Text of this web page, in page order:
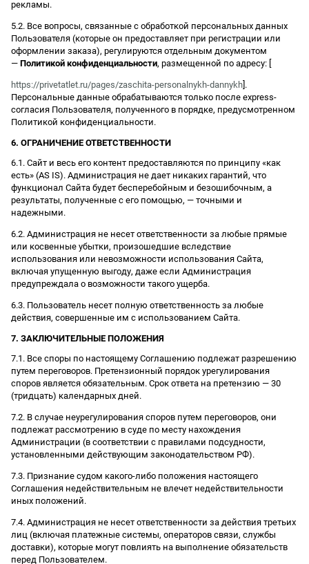
рекламы.
5.2. Все вопросы, связанные с обработкой персональных данных
Пользователя (которые он предоставляет при регистрации или
оформлении заказа), регулируются отдельным документом
— Политикой конфиденциальности, размещенной по адресу: [
https://privetatlet.ru/pages/zaschita-personalnykh-dannykh ].
Персональные данные обрабатываются только после express-
согласия Пользователя, полученного в порядке, предусмотренном
Политикой конфиденциальности.
6. ОГРАНИЧЕНИЕ ОТВЕТСТВЕННОСТИ
6.1. Сайт и весь его контент предоставляются по принципу «как
есть» (AS IS). Администрация не дает никаких гарантий, что
функционал Сайта будет бесперебойным и безошибочным, а
результаты, полученные с его помощью, — точными и
надежными.
6.2. Администрация не несет ответственности за любые прямые
или косвенные убытки, произошедшие вследствие
использования или невозможности использования Сайта,
включая упущенную выгоду, даже если Администрация
предупреждала о возможности такого ущерба.
6.3. Пользователь несет полную ответственность за любые
действия, совершенные им с использованием Сайта.
7. ЗАКЛЮЧИТЕЛЬНЫЕ ПОЛОЖЕНИЯ
7.1. Все споры по настоящему Соглашению подлежат разрешению
путем переговоров. Претензионный порядок урегулирования
споров является обязательным. Срок ответа на претензию — 30
(тридцать) календарных дней.
7.2. В случае неурегулирования споров путем переговоров, они
подлежат рассмотрению в суде по месту нахождения
Администрации (в соответствии с правилами подсудности,
установленными действующим законодательством РФ).
7.3. Признание судом какого-либо положения настоящего
Соглашения недействительным не влечет недействительности
иных положений.
7.4. Администрация не несет ответственности за действия третьих
лиц (включая платежные системы, операторов связи, службы
доставки), которые могут повлиять на выполнение обязательств
перед Пользователем.